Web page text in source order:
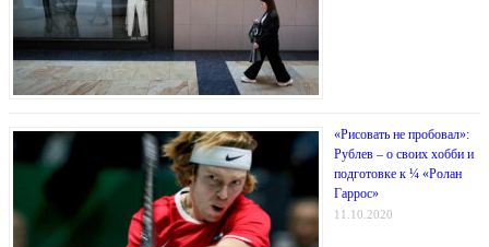
«Рисовать не пробовал»:
Рублев – о своих хобби и
подготовке к ¼ «Ролан
Гаррос»
11.10.2020